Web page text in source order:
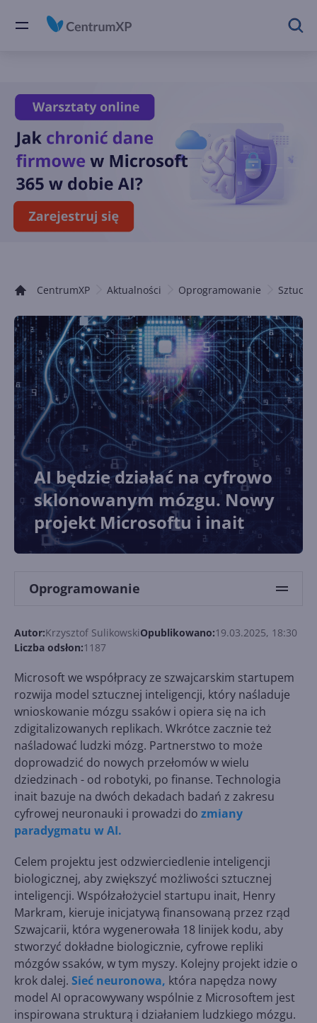
CentrumXP Aktualności Oprogramowanie
AI będzie działać na cyfrowo
sklonowanym mózgu. Nowy
projekt Microsoftu i inait
Oprogramowanie
Autor:Krzysztof SulikowskiOpublikowano:19.03.2025, 18:30
Liczba odsłon:1187
Microsoft we współpracy ze szwajcarskim startupem
rozwija model sztucznej inteligencji, który naśladuje
wnioskowanie mózgu ssaków i opiera się na ich
zdigitalizowanych replikach. Wkrótce zacznie też
naśladować ludzki mózg. Partnerstwo to może
doprowadzić do nowych przełomów w wielu
dziedzinach - od robotyki, po finanse. Technologia
inait bazuje na dwóch dekadach badań z zakresu
cyfrowej neuronauki i prowadzi do zmiany
paradygmatu w AI.
Celem projektu jest odzwierciedlenie inteligencji
biologicznej, aby zwiększyć możliwości sztucznej
inteligencji. Współzałożyciel startupu inait, Henry
Markram, kieruje inicjatywą finansowaną przez rząd
Szwajcarii, która wygenerowała 18 linijek kodu, aby
stworzyć dokładne biologicznie, cyfrowe repliki
mózgów ssaków, w tym myszy. Kolejny projekt idzie o
krok dalej. Sieć neuronowa, która napędza nowy
model AI opracowywany wspólnie z Microsoftem jest
inspirowana strukturą i działaniem ludzkiego mózgu.